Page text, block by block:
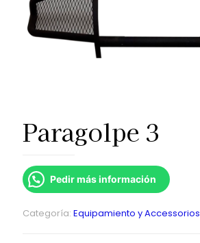
Paragolpe 3
Pedir más información
Categoría: Equipamiento y Accessorios